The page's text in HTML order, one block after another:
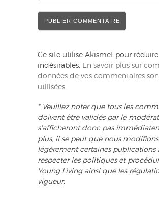
Ce site utilise Akismet pour réduire
indésirables. En savoir plus sur
données de vos commentaires
utilisées.
* Veuillez noter que tous les
doivent être validés par le
s'afficheront donc pas
plus, il se peut que nous modifions
légèrement certaines publications
respecter les politiques et
Young Living ainsi que les
vigueur.